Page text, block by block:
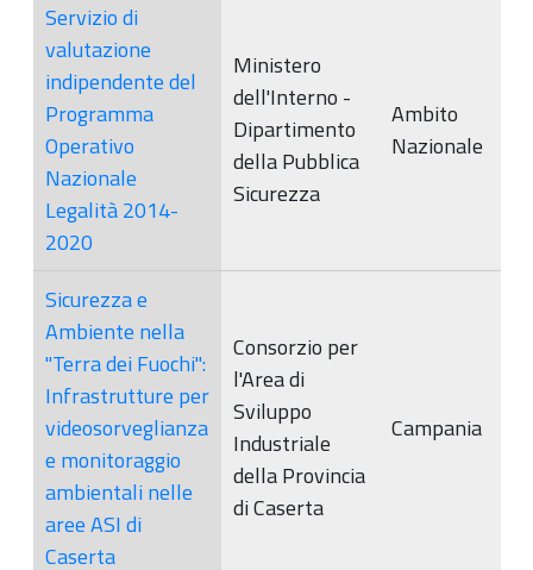
Servizio di
valutazione
indipendente del
Programma
Operativo
Nazionale
Legalità 2014-
2020
Ministero
dell'Interno -
Dipartimento
della Pubblica
Sicurezza
Ambito
Nazionale
Sicurezza e
Ambiente nella
"Terra dei Fuochi":
Infrastrutture per
videosorveglianza
e monitoraggio
ambientali nelle
aree ASI di
Caserta
Consorzio per
l'Area di
Sviluppo
Industriale
della Provincia
di Caserta
Campania